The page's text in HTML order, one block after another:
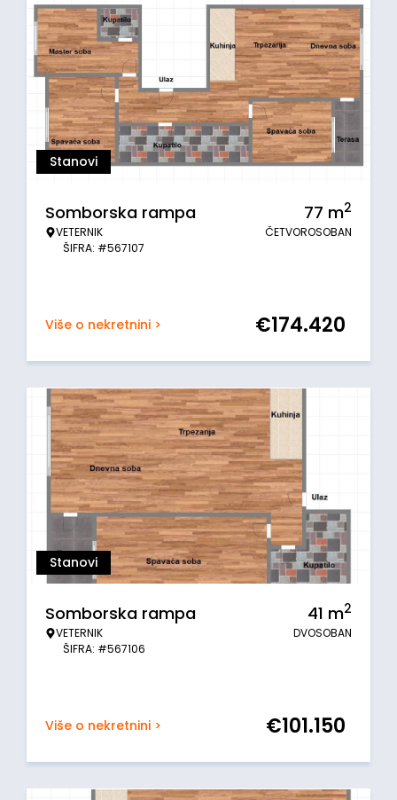
Stanovi
Somborska rampa
VETERNIK
ŠIFRA: #567107
77 m2
ČETVOROSOBAN
Više o nekretnini > €174.420
Stanovi
Somborska rampa
VETERNIK
ŠIFRA: #567106
41 m2
DVOSOBAN
Više o nekretnini > €101.150